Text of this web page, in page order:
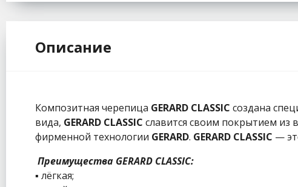
Описание
Композитная черепица GERARD CLASSIC создана
вида, GERARD CLASSIC славится своим покрытием из
фирменной технологии GERARD. GERARD CLASSIC —
Преимущества GERARD CLASSIC:
▪ лёгкая;